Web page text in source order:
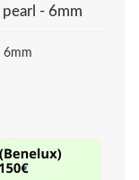
- 6mm
6mm